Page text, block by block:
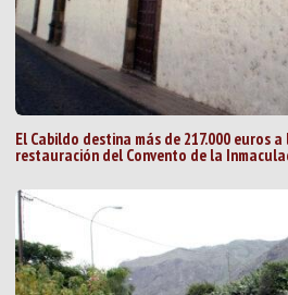
El Cabildo destina más de 217.000 euros
restauración del Convento de la